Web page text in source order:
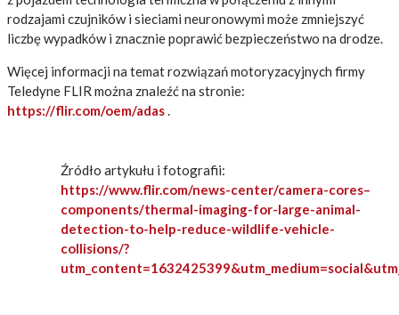
rodzajami czujników i sieciami neuronowymi może zmniejszyć
liczbę wypadków i znacznie poprawić bezpieczeństwo na drodze.
Więcej informacji na temat rozwiązań motoryzacyjnych firmy
Teledyne FLIR można znaleźć na stronie:
https://flir.com/oem/adas.
Źródło artykułu i fotografii:
https://www.flir.com/news-center/camera-cores–
components/thermal-imaging-for-large-animal-
detection-to-help-reduce-wildlife-vehicle-
collisions/?